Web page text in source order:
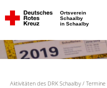
Ortsverein
Schaalby
in Schaalby
Aktivitäten des DRK Schaalby
Termine